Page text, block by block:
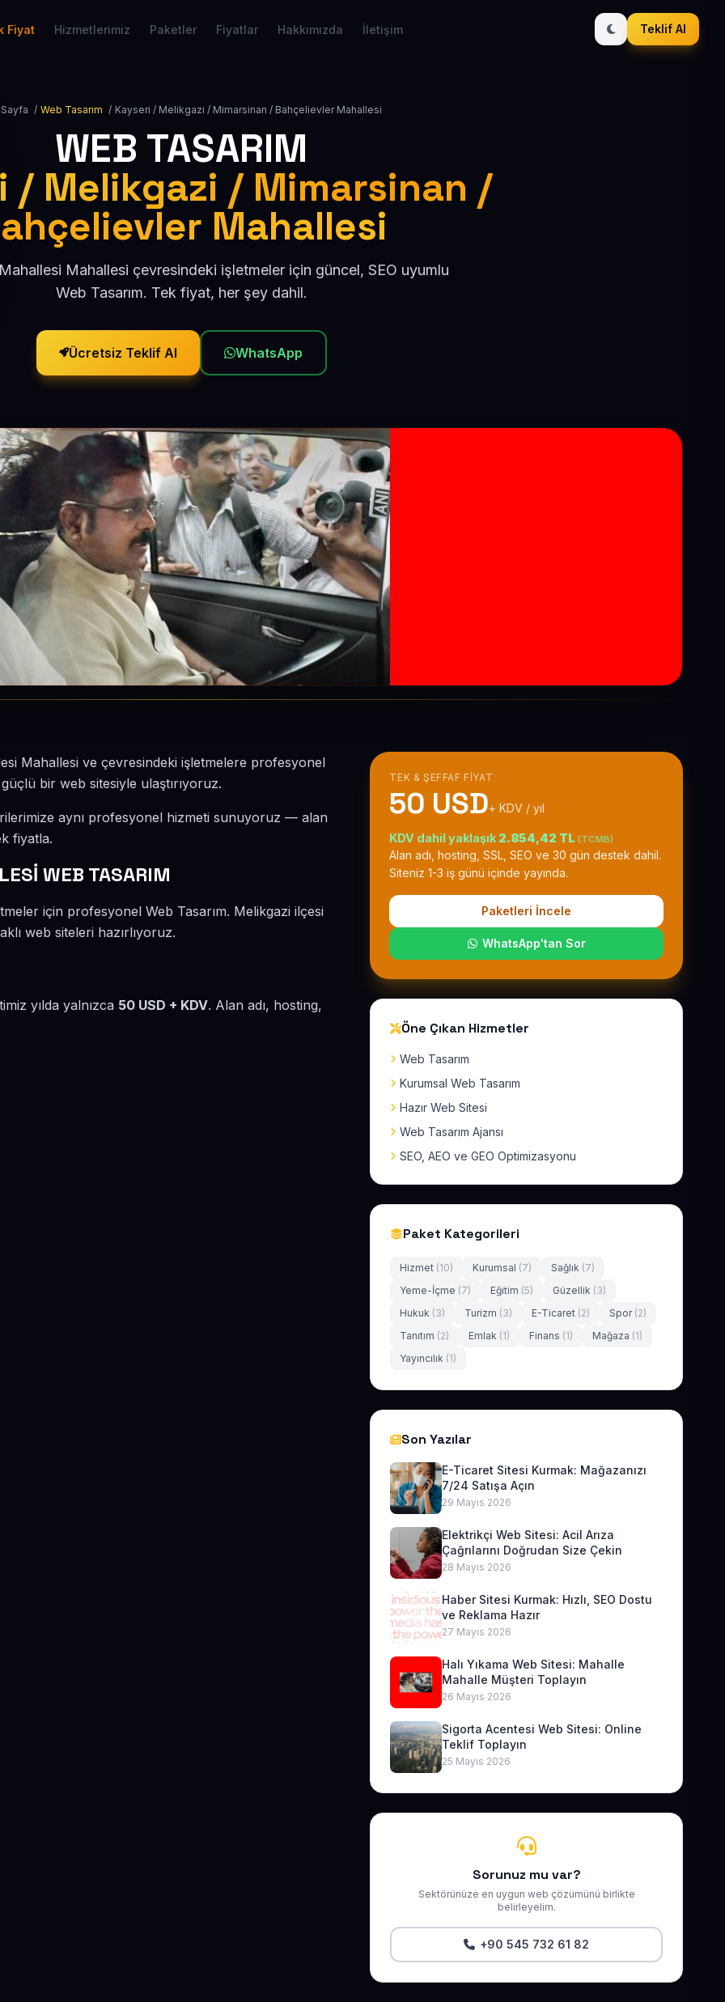
Fiyat Hizmetlerimiz Paketler Fiyatlar Hakkımızda İletişim Teklif Al
/ Web Tasarım / Kayseri / Melikgazi / Mimarsinan / Bahçelievler Mahallesi
WEB TASARIM
/ Melikgazi / Mimarsinan /
Mahallesi
Mahallesi çevresindeki işletmeler için güncel, SEO uyumlu
Web Tasarım. Tek fiyat, her şey dahil.
Ücretsiz Teklif Al WhatsApp
Mahallesi ve çevresindeki işletmelere profesyonel
bir web sitesiyle ulaştırıyoruz.
aynı profesyonel hizmeti sunuyoruz — alan
fiyatla.
WEB TASARIM
için profesyonel Web Tasarım. Melikgazi ilçesi
web siteleri hazırlıyoruz.
yılda yalnızca 50 USD + KDV. Alan adı, hosting,
TEK & ŞEFFAF FIYAT
50 USD+ KDV / yıl
KDV dahil yaklaşık 2.854,42 TL (TCMB)
Alan adı, hosting, SSL, SEO ve 30 gün destek dahil.
Siteniz 1-3 iş günü içinde yayında.
Paketleri İncele
WhatsApp'tan Sor
Öne Çıkan Hizmetler
Web Tasarım
Kurumsal Web Tasarım
Hazır Web Sitesi
Web Tasarım Ajansı
SEO, AEO ve GEO Optimizasyonu
Paket Kategorileri
Hizmet (10) Kurumsal (7) Sağlık (7)
Yeme-İçme (7) Eğitim (5) Güzellik (3)
Hukuk (3) Turizm (3) E-Ticaret (2) Spor (2)
Tanıtım (2) Emlak (1) Finans (1) Mağaza (1)
Yayıncılık (1)
Son Yazılar
E-Ticaret Sitesi Kurmak: Mağazanızı
7/24 Satışa Açın
29 Mayıs 2026
Elektrikçi Web Sitesi: Acil Arıza
Çağrılarını Doğrudan Size Çekin
28 Mayıs 2026
Haber Sitesi Kurmak: Hızlı, SEO Dostu
ve Reklama Hazır
27 Mayıs 2026
Halı Yıkama Web Sitesi: Mahalle
Mahalle Müşteri Toplayın
26 Mayıs 2026
Sigorta Acentesi Web Sitesi: Online
Teklif Toplayın
25 Mayıs 2026
Sorunuz mu var?
Sektörünüze en uygun web çözümünü birlikte
belirleyelim.
+90 545 732 61 82